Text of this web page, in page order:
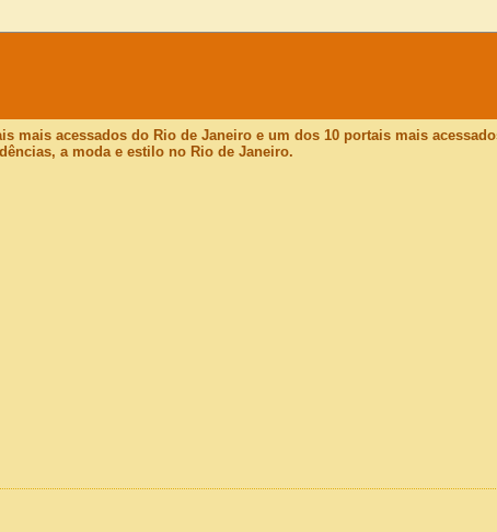
mais acessados do Rio de Janeiro e um dos 10 portais mais
a moda e estilo no Rio de Janeiro.